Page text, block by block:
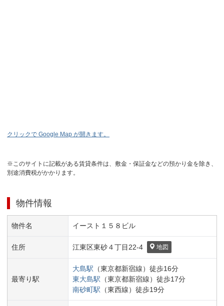
クリックで Google Map が開きます。
※このサイトに記載がある賃貸条件は、敷金・保証金などの預かり金を除き、
別途消費税がかかります。
物件情報
物件名 イースト１５８ビル
住所 江東区東砂４丁目 22-4 地図
最寄り駅
大島駅 （東京都新宿線） 徒歩16分
東大島駅 （東京都新宿線） 徒歩17分
南砂町駅 （東西線） 徒歩19分